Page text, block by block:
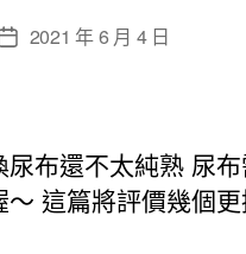
文
日
期
2021 年 6 月 4 日
布還不太純熟 尿
這篇將評價幾個